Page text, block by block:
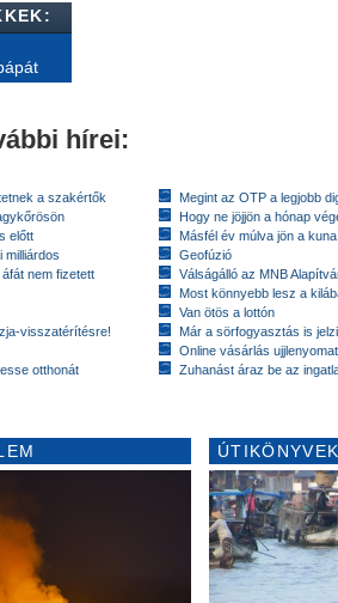
hírei:
a szakértők
előtt
milliárdos
nem fizetett
visszatérítésre!
otthonát
Megint az OTP a legjobb
Hogy ne jöjjön a hónap
Másfél év múlva jön a
Geofúzió
Válságálló az MNB
Most könnyebb lesz a
Van ötös a lottón
Már a sörfogyasztás is
Online vásárlás
Zuhanást áraz be az